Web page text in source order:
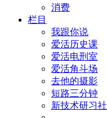
消费
栏目
我跟你说
爱活历史课
爱活电刑室
爱活角斗场
去他的摄影
短路三分钟
新技术研习社